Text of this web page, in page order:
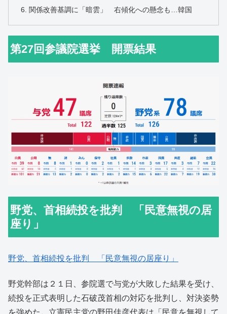
関係改善基調に「暗雲」 右傾化への懸念も…韓国
第27回参議院選挙 開票結果
野党、首相続投を批判 「民意無視の居
座り」
野党、首相続投を批判 「民意無視の居座り」
野党幹部は２１日、参院選で与党が大敗した結果を受け、
続投を正式表明した石破茂首相の対応を批判し、対決姿勢